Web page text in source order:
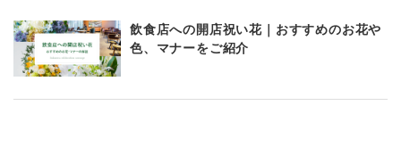
飲食店への開店祝い花｜おすすめのお花や
色、マナーをご紹介